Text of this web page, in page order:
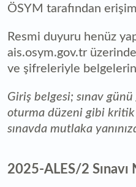
ÖSYM tarafından
Resmi duyuru henüz
ais.osym.gov.tr
ve şifreleriyle
Giriş belgesi; sınav
oturma düzeni gibi
sınavda mutlaka
2025-ALES/2 Sınavı